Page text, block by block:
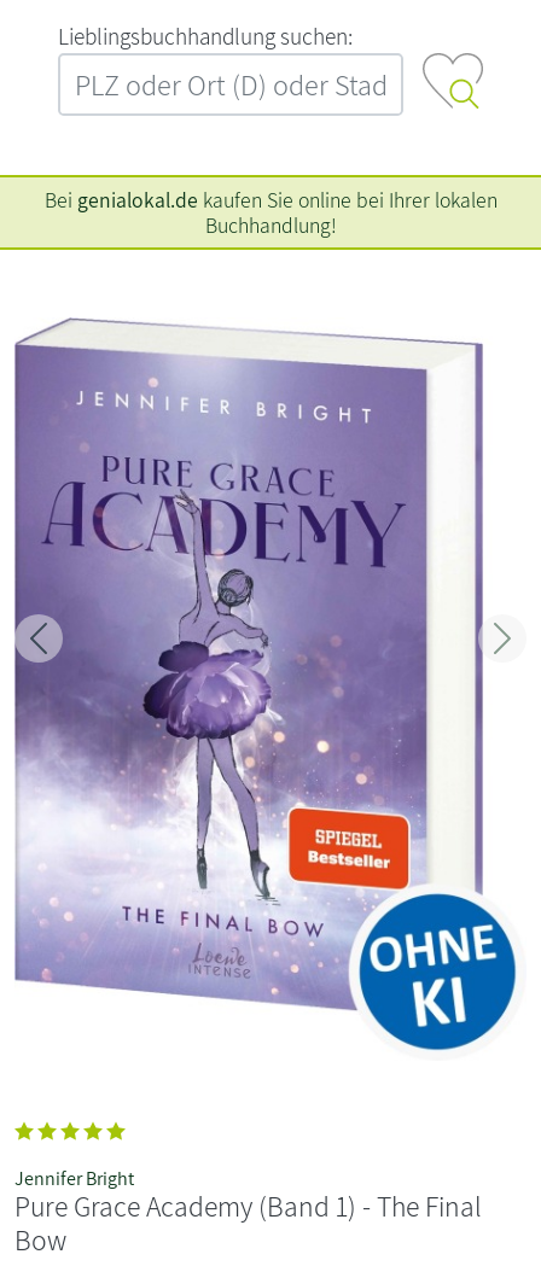
L‍i‍e‍b‍l‍i‍n‍g‍s‍b‍u‍c‍h‍h‍a‍n‍d‍l‍u‍n‍g‍ ‍s‍u‍c‍h‍e‍n‍:‍
Bei genialokal.de kaufen Sie online bei Ihrer lokalen
Buchhandlung!
Zurück
Jennifer Bright
Pure Grace Academy (Band 1) - The Final
Bow